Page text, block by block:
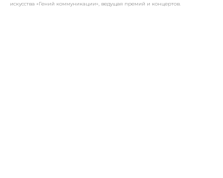
искусства «Гений коммуникации», ведущая премий и концертов.